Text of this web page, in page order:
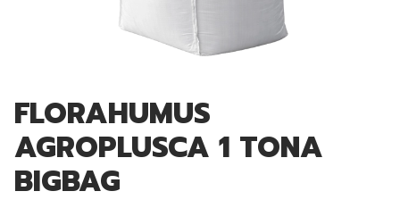
FLORAHUMUS
AGROPLUSCA 1 TONA
BIGBAG